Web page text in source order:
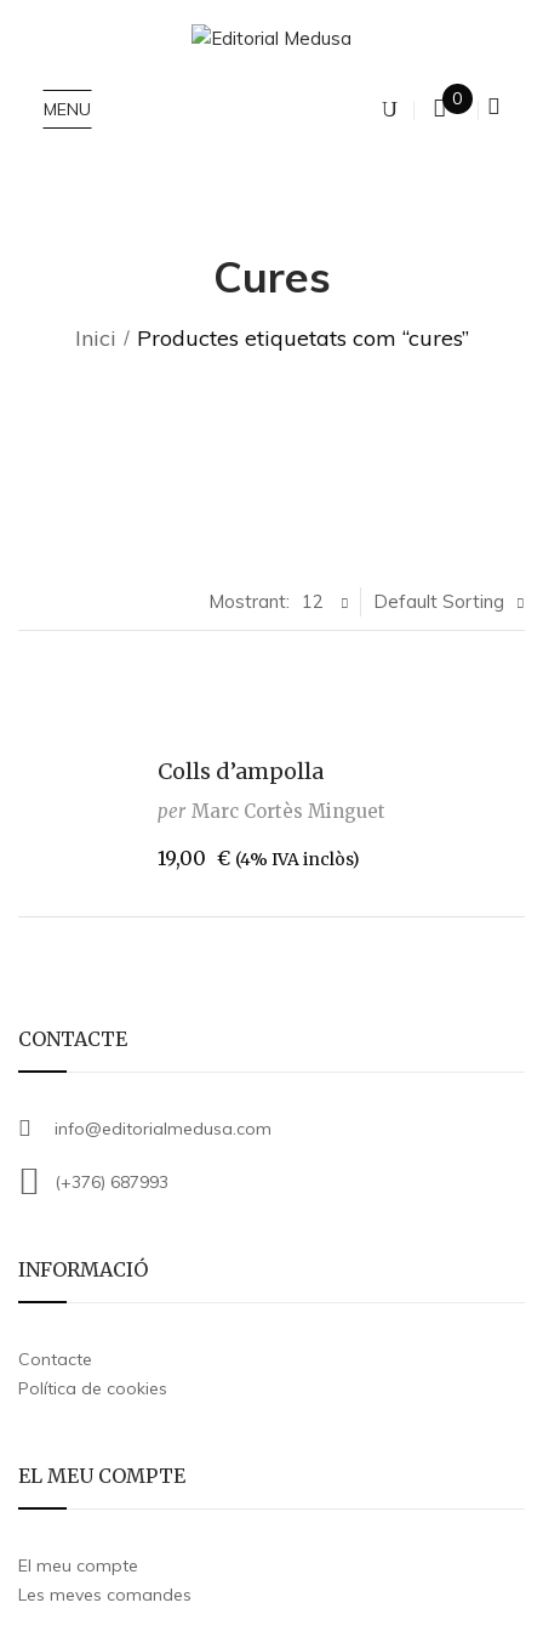
MENU 0
Cures
Inici Productes etiquetats com “cures”
Default Sorting
Mostrant: 12
Colls d’ampolla
per Marc Cortès Minguet
19,00 € (4% IVA inclòs)
CONTACTE
info@editorialmedusa.com
(+376) 687993
INFORMACIÓ
Contacte
Política de cookies
EL MEU COMPTE
El meu compte
Les meves comandes